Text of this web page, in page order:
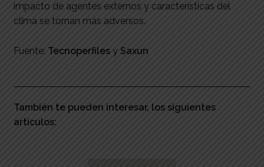
impacto de agentes externos y características del
clima se tornan más adversos.
Fuente: Tecnoperfiles y Saxun
También te pueden interesar, los siguientes
artículos: